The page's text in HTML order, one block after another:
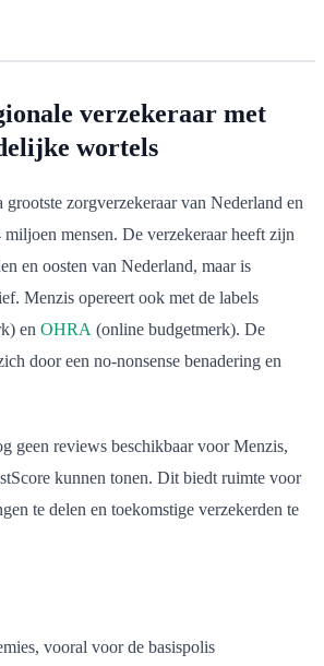
verzekeraar met
wortels
zorgverzekeraar van Nederland en
mensen. De verzekeraar heeft zijn
en oosten van Nederland, maar is
Menzis opereert ook met de labels
en OHRA (online budgetmerk). De
door een no-nonsense benadering en
geen reviews beschikbaar voor Menzis,
kunnen tonen. Dit biedt ruimte voor
te delen en toekomstige verzekerden te
vooral voor de basispolis